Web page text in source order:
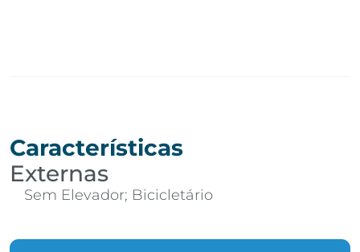
Características
Externas
Sem Elevador; Bicicletário